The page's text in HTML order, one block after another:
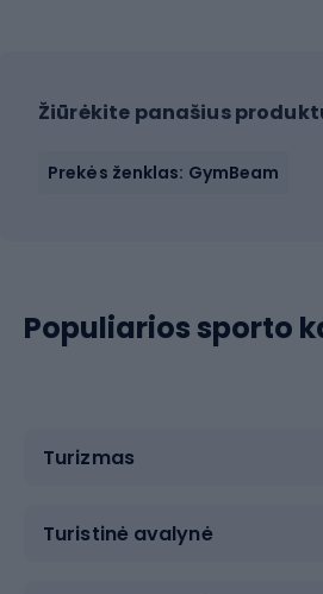
Žiūrėkite panašius
Prekės ženklas: GymBeam
Populiarios sporto
Turizmas
Turistinė avalynė